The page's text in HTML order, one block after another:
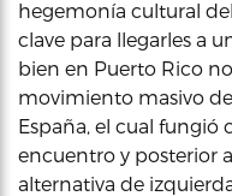
hegemonía cultural
clave para llegarles a
bien en Puerto Rico
movimiento masivo
España, el cual fungió
encuentro y posterior
alternativa de